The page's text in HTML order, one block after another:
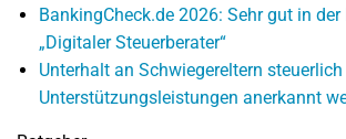
BankingCheck.de 2026: Sehr gut in der
„Digitaler Steuerberater“
Unterhalt an Schwiegereltern
Unterstützungsleistungen anerkannt